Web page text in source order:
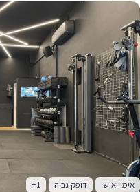
אימון אישי דופק גבוה +1